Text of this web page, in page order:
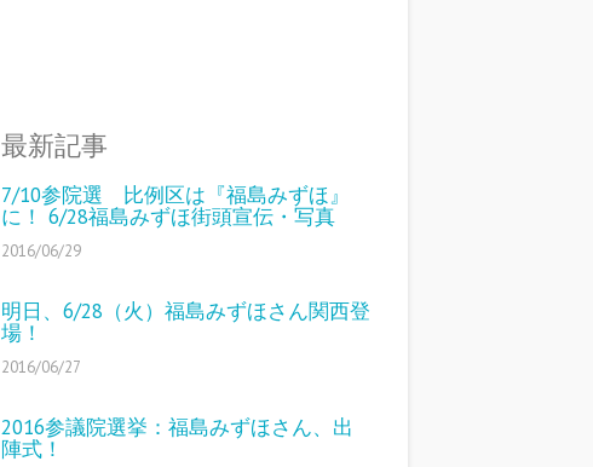
最新記事
7/10参院選 比例区は『福島みずほ』
に！ 6/28福島みずほ街頭宣伝・写真
2016/06/29
明日、6/28（火）福島みずほさん関西登
場！
2016/06/27
2016参議院選挙：福島みずほさん、出
陣式！